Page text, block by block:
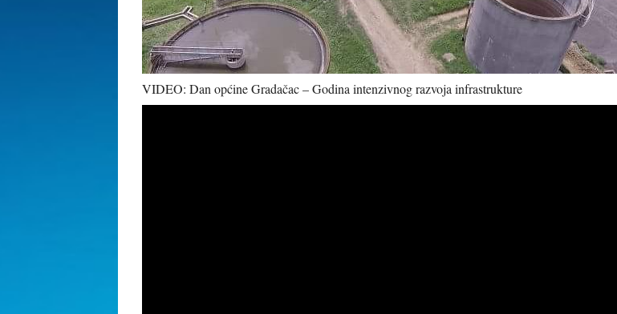
VIDEO: Dan općine Gradačac – Godina intenzivnog razvoja infrastrukture